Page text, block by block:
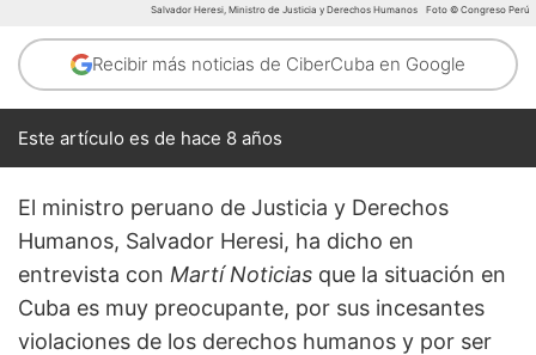
Salvador Heresi, Ministro de Justicia y Derechos Humanos Foto © Congreso Perú
Recibir más noticias de CiberCuba en Google
Este artículo es de hace 8 años
El ministro peruano de Justicia y Derechos
Humanos, Salvador Heresi, ha dicho en
entrevista con Martí Noticias que la situación en
Cuba es muy preocupante, por sus incesantes
violaciones de los derechos humanos y por ser